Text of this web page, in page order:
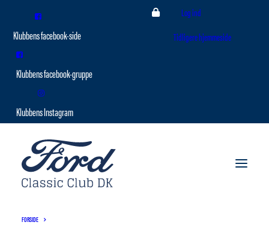
Log ind
Tidligere hjemmeside
FORSIDE